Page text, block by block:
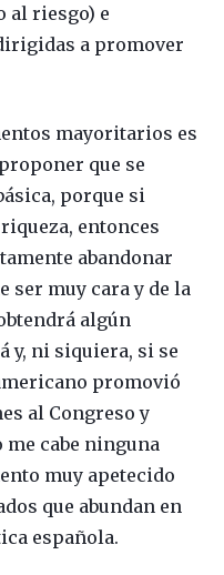
al riesgo) e
a promover
mayoritarios es
que se
porque si
entonces
abandonar
ser muy cara y de la
algún
y, ni siquiera, si se
promovió
al Congreso y
me cabe ninguna
muy apetecido
que abundan en
española.